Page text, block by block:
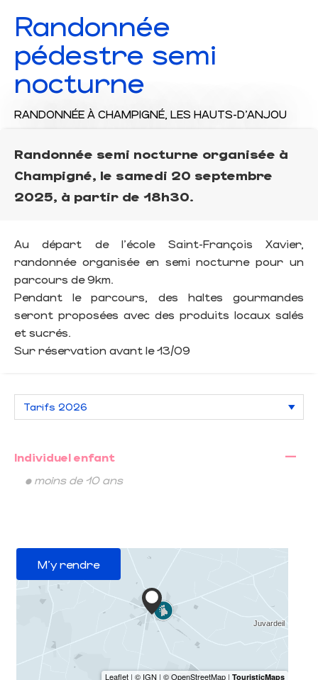
Randonnée
pédestre semi
nocturne
RANDONNÉE À CHAMPIGNÉ, LES HAUTS-D'ANJOU
Randonnée semi nocturne organisée à
Champigné, le samedi 20 septembre
2025, à partir de 18h30.
Au départ de l'école Saint-François Xavier,
randonnée organisée en semi nocturne pour un
parcours de 9km.
Pendant le parcours, des haltes gourmandes
seront proposées avec des produits locaux salés
et sucrés.
Sur réservation avant le 13/09
Individuel enfant
—
• moins de 10 ans
M'y rendre